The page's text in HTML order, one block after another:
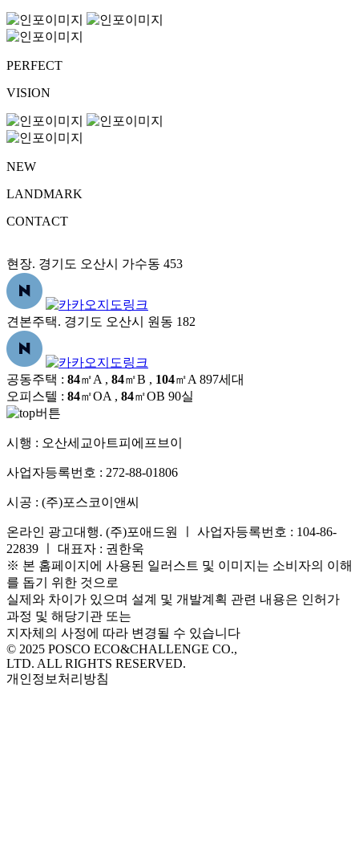
PERFECT
VISION
NEW
LANDMARK
CONTACT
현장. 경기도 오산시 가수동 453
견본주택. 경기도 오산시 원동 182
공동주택 : 84㎡A , 84㎡B , 104㎡A897세대
오피스텔 : 84㎡OA , 84㎡OB 90실
시행 : 오산세교아트피에프브이
사업자등록번호 : 272-88-01806
시공 : (주)포스코이앤씨
온라인 광고대행. (주)포애드원 ㅣ 사업자등록번호 : 104-86-
22839 ㅣ 대표자 : 권한욱
※ 본 홈페이지에 사용된 일러스트 및 이미지는 소비자의 이해
를 돕기 위한 것으로
실제와 차이가 있으며 설계 및 개발계획 관련 내용은 인허가
과정 및 해당기관 또는
지자체의 사정에 따라 변경될 수 있습니다
© 2025 POSCO ECO&CHALLENGE CO.,
LTD. ALL RIGHTS RESERVED.
개인정보처리방침